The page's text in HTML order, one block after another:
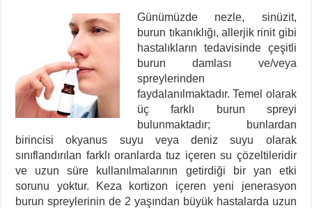
Günümüzde nezle, sinüzit,
burun tıkanıklığı, allerjik rinit gibi
hastalıkların tedavisinde çeşitli
burun damlası ve/veya
spreylerinden
faydalanılmaktadır. Temel olarak
üç farklı burun spreyi
bulunmaktadır; bunlardan
birincisi okyanus suyu veya deniz suyu olarak
sınıflandırılan farklı oranlarda tuz içeren su çözeltileridir
ve uzun süre kullanılmalarının getirdiği bir yan etki
sorunu yoktur. Keza kortizon içeren yeni jenerasyon
burun spreylerinin de 2 yaşından büyük hastalarda uzun